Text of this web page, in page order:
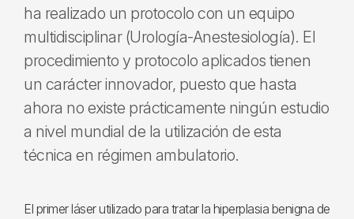
ha realizado un protocolo con un equipo
multidisciplinar (Urología-Anestesiología). El
procedimiento y protocolo aplicados tienen
un carácter innovador, puesto que hasta
ahora no existe prácticamente ningún estudio
a nivel mundial de la utilización de esta
técnica en régimen ambulatorio.
El primer láser utilizado para tratar la hiperplasia benigna de